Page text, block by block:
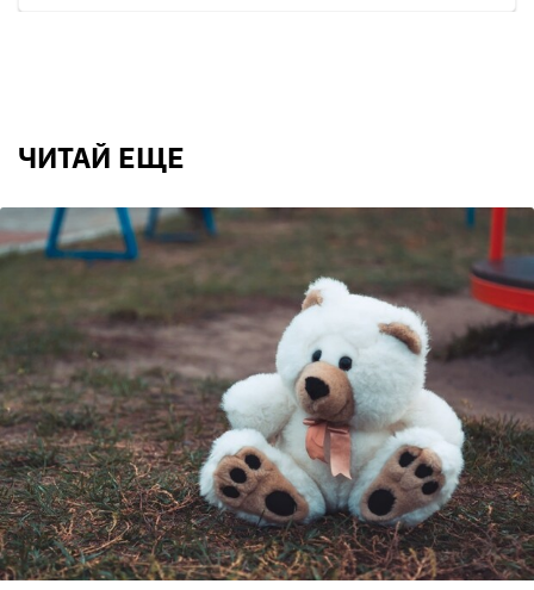
ЧИТАЙ ЕЩЕ